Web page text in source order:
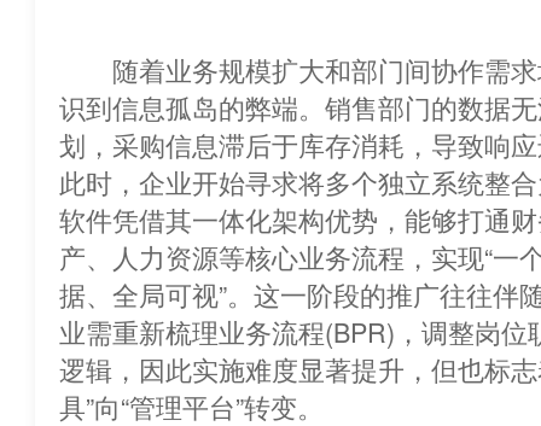
随着业务规模扩大和部门间协作需求
识到信息孤岛的弊端。销售部门的数据
划，采购信息滞后于库存消耗，导致响
此时，企业开始寻求将多个独立系统整合
软件凭借其一体化架构优势，能够打通
产、人力资源等核心业务流程，实现“一
据、全局可视”。这一阶段的推广往往
业需重新梳理业务流程(BPR)，调整岗位
逻辑，因此实施难度显著提升，但也标
具”向“管理平台”转变。